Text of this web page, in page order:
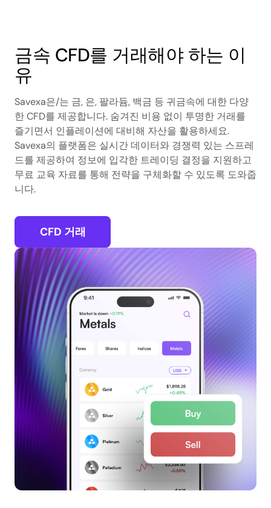
금속 CFD를 거래해야 하는 이
유
Savexa은/는 금, 은, 팔라듐, 백금 등 귀금속에 대한 다양
한 CFD를 제공합니다. 숨겨진 비용 없이 투명한 거래를
즐기면서 인플레이션에 대비해 자산을 활용하세요.
Savexa의 플랫폼은 실시간 데이터와 경쟁력 있는 스프레
드를 제공하여 정보에 입각한 트레이딩 결정을 지원하고
무료 교육 자료를 통해 전략을 구체화할 수 있도록 도와줍
니다.
CFD 거래